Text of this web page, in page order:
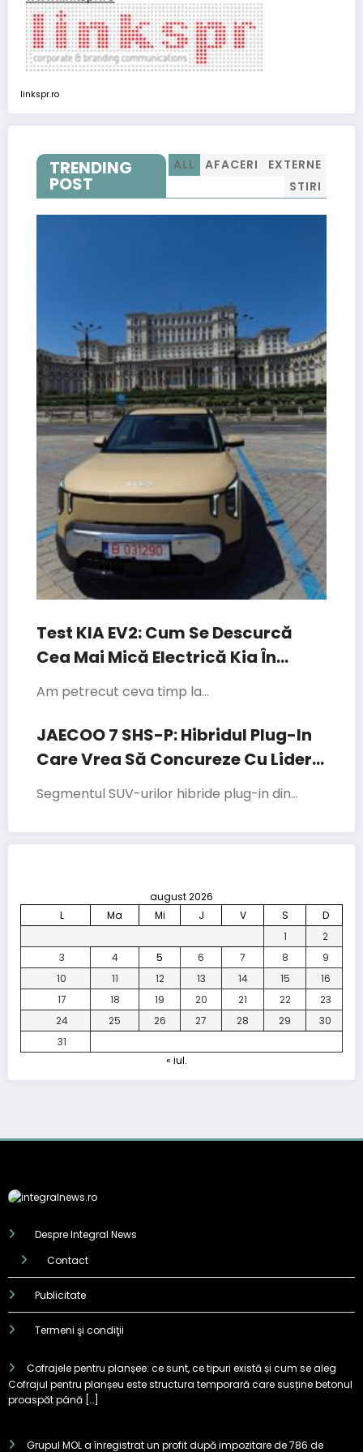
linkspr.ro
TRENDING
POST
ALL AFACERI
EXTERNE
STIRI
Test KIA EV2: Cum Se Descurcă
Cea Mai Mică Electrică Kia În
Traficul Din București
Am petrecut ceva timp la…
JAECOO 7 SHS-P: Hibridul Plug-In
Care Vrea Să Concureze Cu Liderii
Segmentului
Segmentul SUV-urilor hibride plug-in din…
august 2026
L
Ma Mi J V S
D
1
2
3
4 5 6 7 8
9
10
11 12 13 14 15
16
17
18 19 20 21 22
23
24
25 26 27 28 29
30
31
« iul.
Despre Integral News
Contact
Publicitate
Termeni şi condiţii
Cofrajele pentru planșee: ce sunt, ce tipuri există și cum se aleg
Cofrajul pentru planșeu este structura temporară care susține betonul
proaspăt până […]
Grupul MOL a înregistrat un profit după impozitare de 786 de